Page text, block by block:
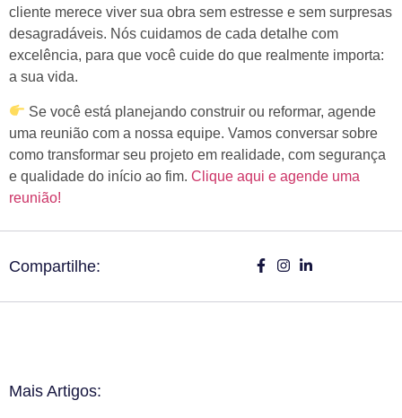
cliente merece viver sua obra sem estresse e sem surpresas
desagradáveis. Nós cuidamos de cada detalhe com
excelência, para que você cuide do que realmente importa:
a sua vida.
Se você está planejando construir ou reformar, agende
uma reunião com a nossa equipe. Vamos conversar sobre
como transformar seu projeto em realidade, com segurança
e qualidade do início ao fim. Clique aqui e agende uma
reunião!
Compartilhe:
Mais Artigos: